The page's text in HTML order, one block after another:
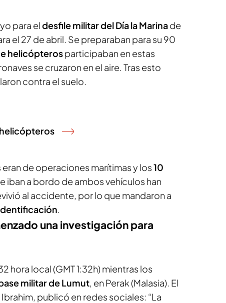
para eldesfile militar del Día la Marinade
el 27 de abril. Se preparaban para su 90
helicópterosparticipaban en estas
se cruzaron en el aire. Tras esto
contra el suelo.
helicópteros
de operaciones marítimas y los10
iban a bordo de ambos vehículos han
al accidente, por lo que mandaron a
.
una investigación para
hora local (GMT 1:32h) mientras los
militar de Lumut, en Perak (Malasia). El
publicó en redes sociales: “La